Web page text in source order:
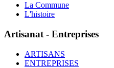
La Commune
L'histoire
Artisanat - Entreprises
ARTISANS
ENTREPRISES